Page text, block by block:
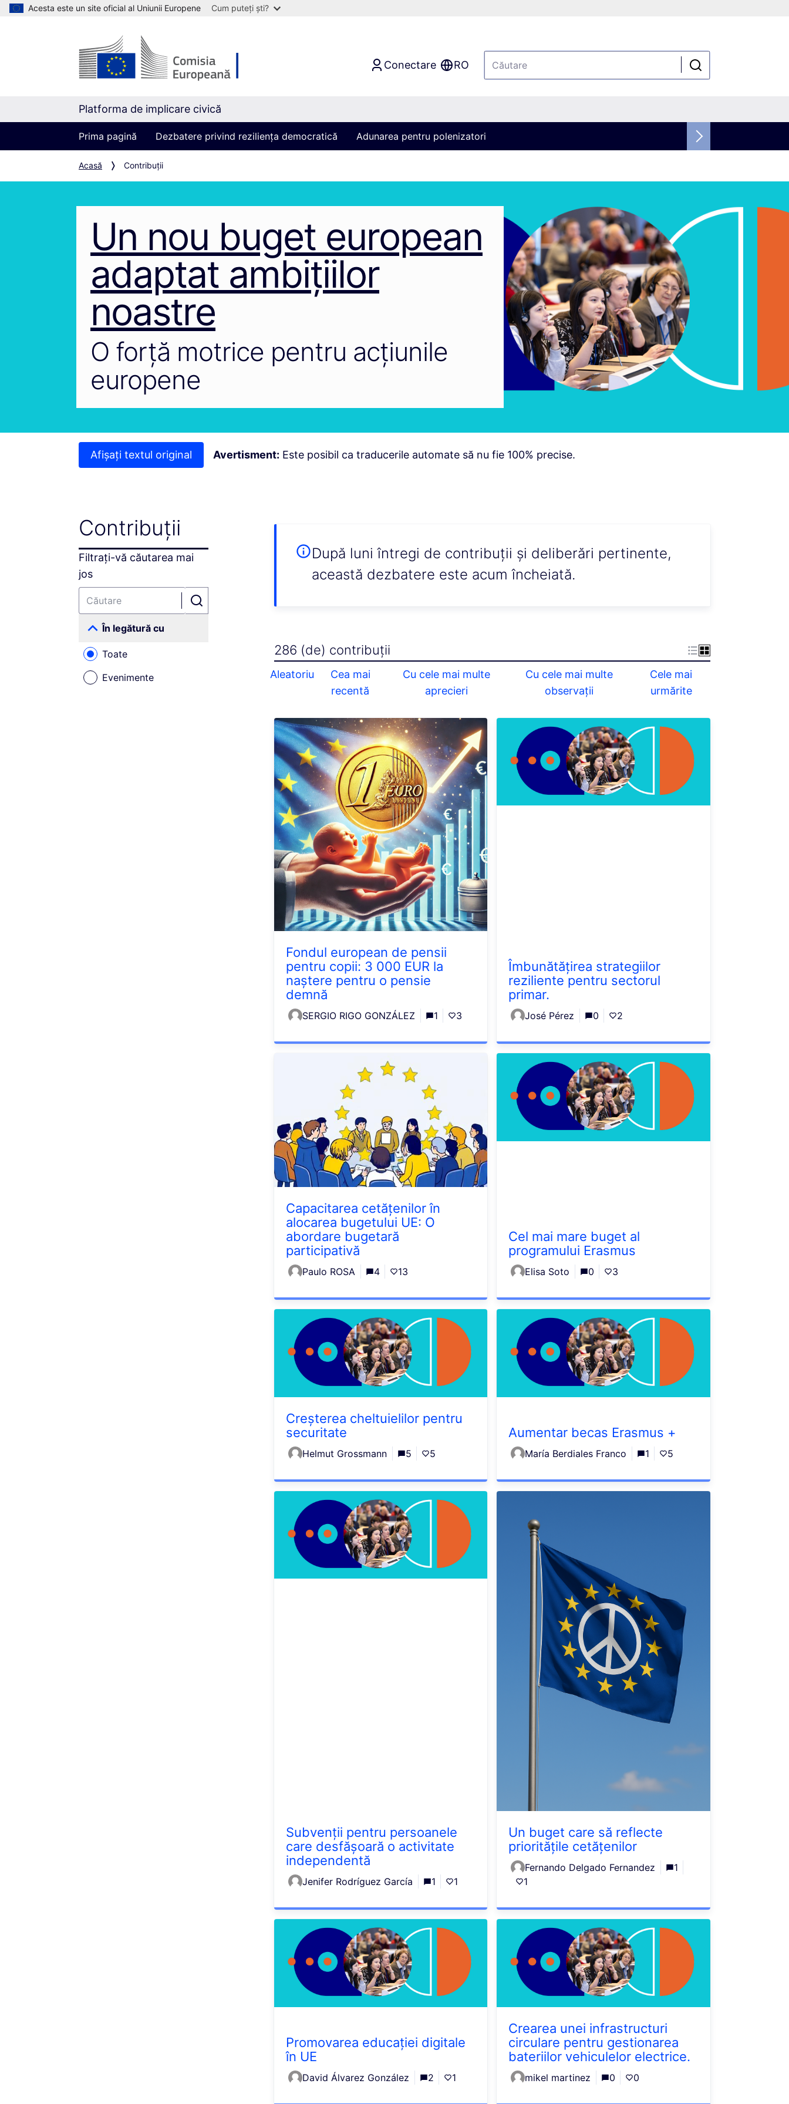
Acesta este un site oficial al Uniunii Europene Cum puteți ști?
Conectare RO
Platforma de implicare civică
Prima pagină Dezbatere privind reziliența democratică Adunarea pentru polenizatori
Acasă Contribuții
Un nou buget european
adaptat ambițiilor
noastre
O forță motrice pentru acțiunile
europene
Afișați textul original Avertisment: Este posibil ca traducerile automate să nu fie 100% precise.
Contribuții
Filtrați-vă căutarea mai
jos
În legătură cu
Toate
Evenimente
După luni întregi de contribuții și deliberări pertinente,
această dezbatere este acum încheiată.
286 (de) contribuții
Aleatoriu
Cea mai
recentă
Cu cele mai multe
aprecieri
Cu cele mai multe
observații
Cele mai
urmărite
Fondul european de pensii
pentru copii: 3 000 EUR la
naștere pentru o pensie
demnă
SERGIO RIGO GONZÁLEZ 1 3
Îmbunătățirea strategiilor
reziliente pentru sectorul
primar.
José Pérez 0 2
Capacitarea cetățenilor în
alocarea bugetului UE: O
abordare bugetară
participativă
Paulo ROSA 4 13
Cel mai mare buget al
programului Erasmus
Elisa Soto 0 3
Creșterea cheltuielilor pentru
securitate
Helmut Grossmann 5 5
Aumentar becas Erasmus +
María Berdiales Franco 1 5
Subvenții pentru persoanele
care desfășoară o activitate
independentă
Jenifer Rodríguez García 1 1
Un buget care să reflecte
prioritățile cetățenilor
Fernando Delgado Fernandez
1
1
Promovarea educației digitale
în UE
David Álvarez González 2 1
Crearea unei infrastructuri
circulare pentru gestionarea
bateriilor vehiculelor electrice.
mikel martinez 0 0